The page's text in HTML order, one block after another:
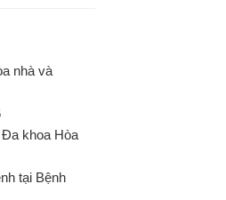
nhà và
khoa Hòa
tại Bệnh